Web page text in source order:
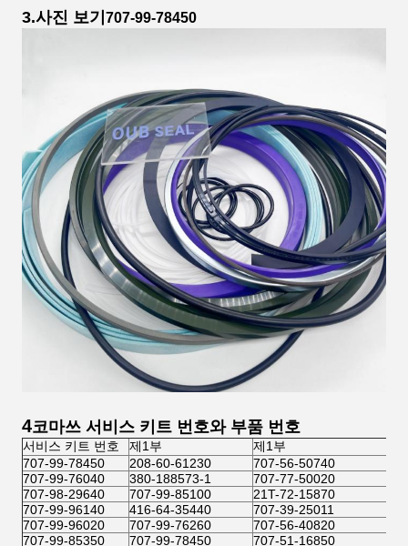
3.사진 보기 707-99-78450
4코마쓰 서비스 키트 번호와 부품 번호
서비스 키트 번호 제1부
제1부
707-99-78450
208-60-61230
707-56-50740
707-99-76040
380-188573-1
707-77-50020
707-98-29640
707-99-85100
21T-72-15870
707-99-96140
416-64-35440
707-39-25011
707-99-96020
707-99-76260
707-56-40820
707-99-85350
707-99-78450 707-51-16850